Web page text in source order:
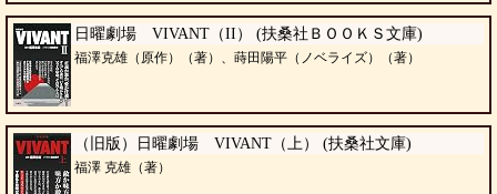
日曜劇場 VIVANT（II） (扶桑社ＢＯＯＫＳ文庫)
福澤克雄（原作）（著）、蒔田陽平（ノベライズ）（著）
（旧版）日曜劇場 VIVANT（上） (扶桑社文庫)
福澤 克雄（著）